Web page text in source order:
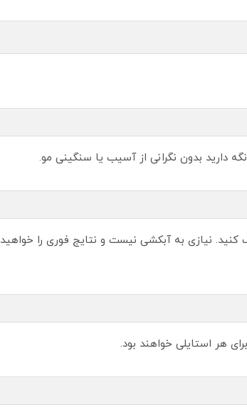
بدون نگرانی از آسیب یا سنگینی مو.
نیازی به آبکشی نیست و نتایج فوری را خواهید